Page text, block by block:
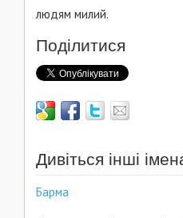
людям милий.
Поділитися
Дивіться інші
Барма